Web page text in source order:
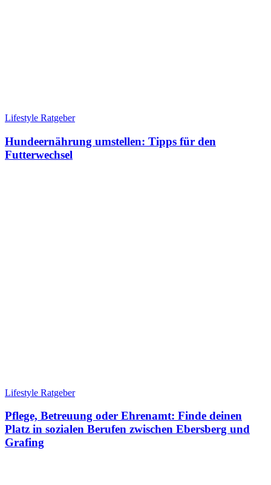
Lifestyle Ratgeber
Hundeernährung umstellen: Tipps für den
Futterwechsel
Lifestyle Ratgeber
Pflege, Betreuung oder Ehrenamt: Finde deinen
Platz in sozialen Berufen zwischen Ebersberg und
Grafing